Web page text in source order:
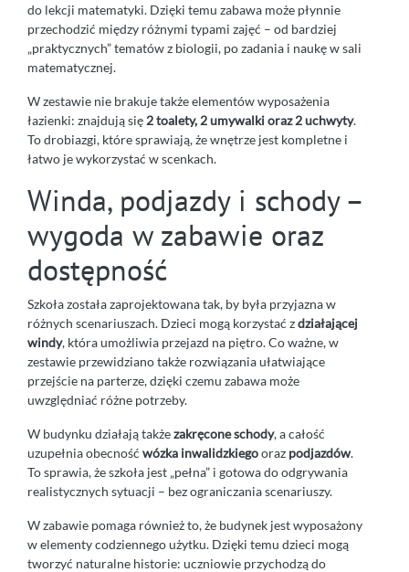
do lekcji matematyki. Dzięki temu zabawa może płynnie
przechodzić między różnymi typami zajęć – od bardziej
„praktycznych” tematów z biologii, po zadania i naukę w sali
matematycznej.
W zestawie nie brakuje także elementów wyposażenia
łazienki: znajdują się 2 toalety, 2 umywalki oraz 2 uchwyty.
To drobiazgi, które sprawiają, że wnętrze jest kompletne i
łatwo je wykorzystać w scenkach.
Winda, podjazdy i schody –
wygoda w zabawie oraz
dostępność
Szkoła została zaprojektowana tak, by była przyjazna w
różnych scenariuszach. Dzieci mogą korzystać zdziałającej
windy, która umożliwia przejazd na piętro. Co ważne, w
zestawie przewidziano także rozwiązania ułatwiające
przejście na parterze, dzięki czemu zabawa może
uwzględniać różne potrzeby.
W budynku działają takżezakręcone schody, a całość
uzupełnia obecność wózka inwalidzkiegooraz podjazdów.
To sprawia, że szkoła jest „pełna” i gotowa do odgrywania
realistycznych sytuacji – bez ograniczania scenariuszy.
W zabawie pomaga również to, że budynek jest wyposażony
w elementy codziennego użytku. Dzięki temu dzieci mogą
tworzyć naturalne historie: uczniowie przychodzą do